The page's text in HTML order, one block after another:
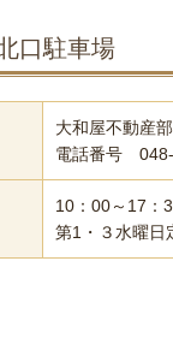
口駐車場
大和屋不動産
電話番号
10：00～17：
第1・３水曜日